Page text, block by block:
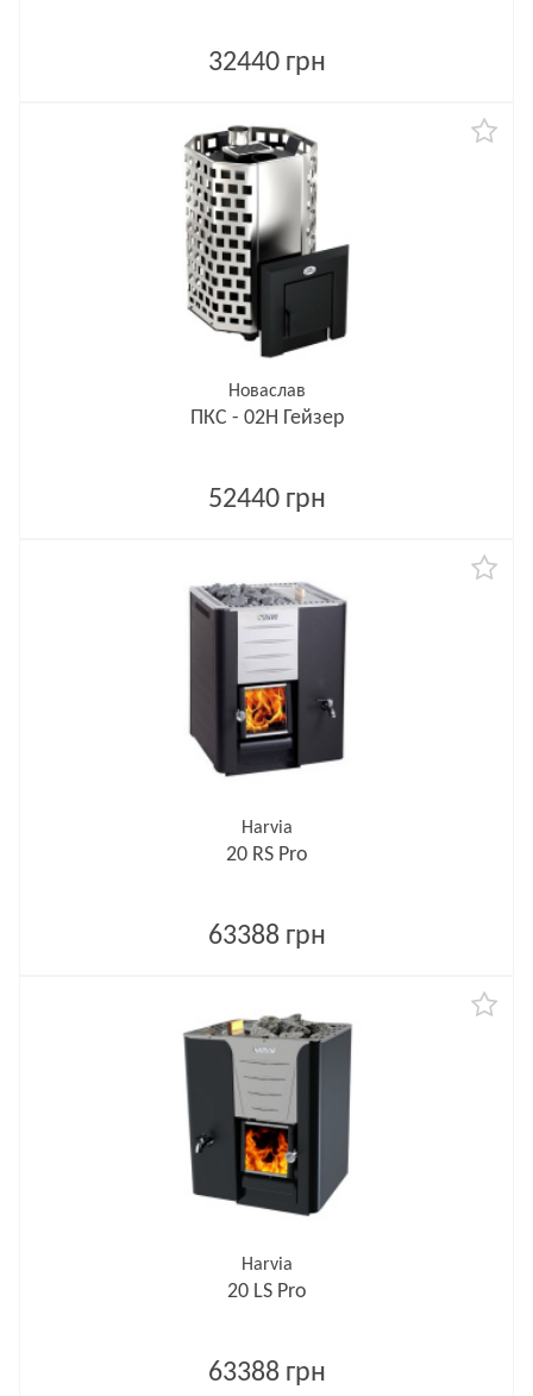
32440 грн
Новаслав
ПКС - 02Н Гейзер
52440 грн
Harvia
20 RS Pro
63388 грн
Harvia
20 LS Pro
63388 грн